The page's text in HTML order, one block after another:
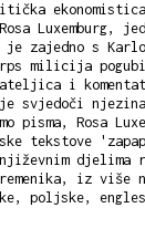
Luxemburg,
zajedno s
milicija
i
svjedoči njezina
pisma, Rosa
tekstove
iz više
poljske,